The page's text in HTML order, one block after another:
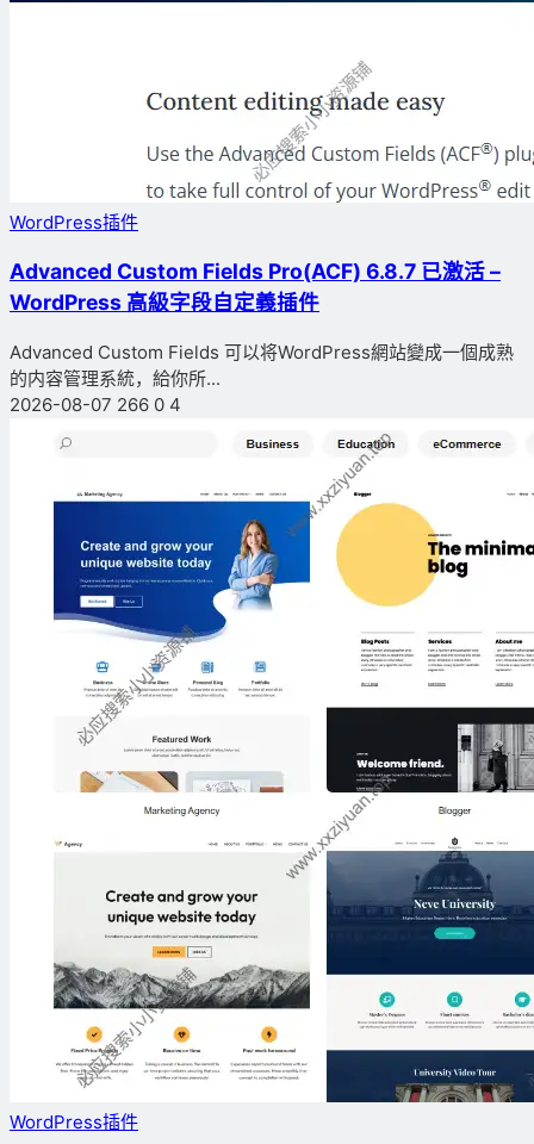
WordPress插件
Advanced Custom Fields Pro(ACF) 6.8.7 已激活 –
WordPress 高級字段自定義插件
Advanced Custom Fields 可以将WordPress網站變成一個成熟
的内容管理系統，給你所...
2026-08-07 266 0 4
WordPress插件